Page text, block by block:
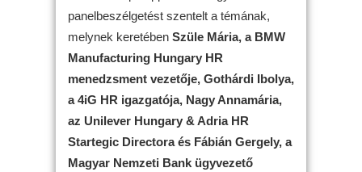
panelbeszélgetést szentelt a témának,
melynek keretében Szüle Mária, a BMW
Manufacturing Hungary HR
menedzsment vezetője, Gothárdi Ibolya,
a 4iG HR igazgatója, Nagy Annamária,
az Unilever Hungary & Adria HR
Startegic Directora és Fábián Gergely, a
Magyar Nemzeti Bank ügyvezető